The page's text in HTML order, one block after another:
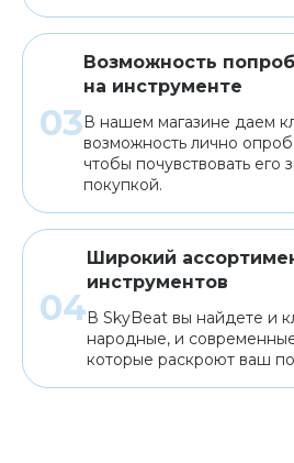
Возможность
на инструменте
В нашем магазине даем
возможность лично
чтобы почувствовать его
покупкой.
Широкий
инструментов
В SkyBeat вы найдете и
народные, и
которые раскроют ваш